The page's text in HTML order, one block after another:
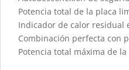
Potencia total de la placa
Indicador de calor residual
Combinación perfecta con
Potencia total máxima de la